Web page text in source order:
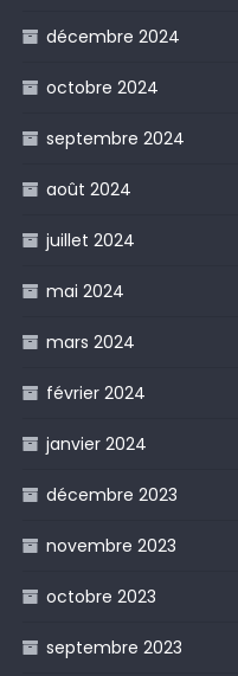
décembre 2024
octobre 2024
septembre 2024
août 2024
juillet 2024
mai 2024
mars 2024
février 2024
janvier 2024
décembre 2023
novembre 2023
octobre 2023
septembre 2023